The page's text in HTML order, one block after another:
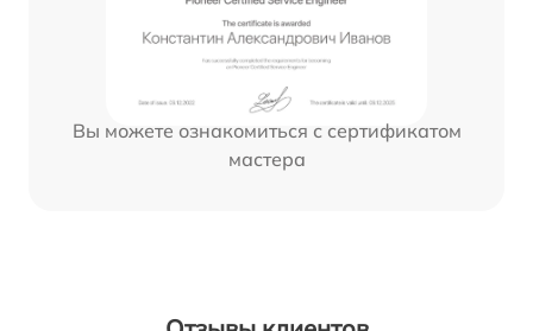
Вы можете ознакомиться с сертификатом
мастера